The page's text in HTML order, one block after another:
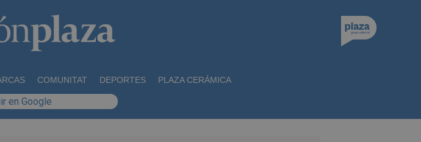
COMUNITAT DEPORTES PLAZA CERÁMICA
en Google